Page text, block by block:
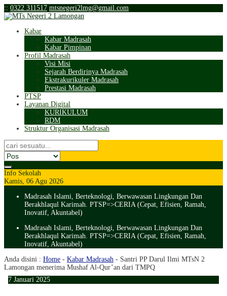
:: 0322 311517 mtsnegeri2lmg@gmail.com
Kabar
Kabar Madrasah
Kabar Pimpinan
Profil Madrasah
Visi Misi
Sejarah Berdirinya Madrasah
Ekstrakurikuler Madrasah
Prestasi Madrasah
PTSP
Layanan Digital
KURIKULUM
RDM
Struktur Organisasi Madrasah
Info Sekolah
Kamis, 06 Agu 2026
Madrasah Islami, Berteknologi, Berwawasan Lingkungan Dan
Berakhlaqul Karimah. PTSP=>CERIA (Cepat, Efisien, Ramah,
Inovatif, Akuntabel)
Madrasah Islami, Berteknologi, Berwawasan Lingkungan Dan
Berakhlaqul Karimah. PTSP=>CERIA (Cepat, Efisien, Ramah,
Inovatif, Akuntabel)
Anda disini : Home - Kabar Madrasah - Santri PP Darul Ilmi MTsN 2
Lamongan menerima Mushaf Al-Qur’an dari TMPQ
7 Januari 2025